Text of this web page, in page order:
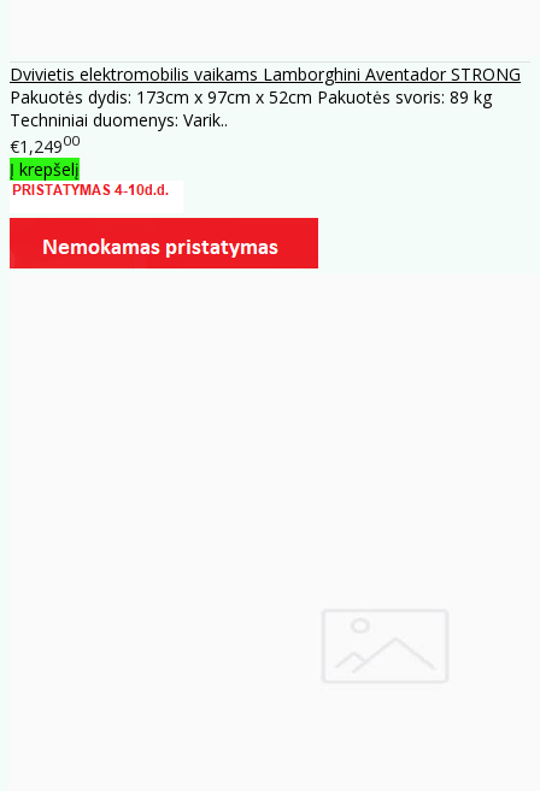
Dvivietis elektromobilis vaikams Lamborghini Aventador STRONG
Pakuotės dydis: 173cm x 97cm x 52cm Pakuotės svoris: 89 kg
Techniniai duomenys: Varik..
€1,24900
Į krepšelį